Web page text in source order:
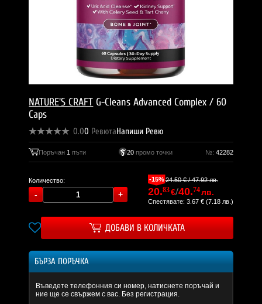
NATURE'S CRAFT G-Cleans Advanced Complex / 60
Caps
0.00 РевютаНапиши Ревю
Поръчан 1 пъти 20промо точки №: 42282
Количество: -15%24.50 € / 47.92 лв.
20.83€/40.74лв.
Спестявате: 3.67 € (7.18 лв.)
ДОБАВИ В КОЛИЧКАТА
БЪРЗА ПОРЪЧКА
Въведете телефонния си номер, натиснете поръчай и
ние ще се свържем с вас. Без регистрация.